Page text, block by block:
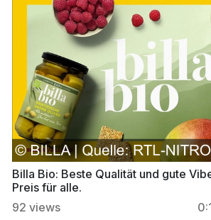
Billa Bio: Beste Qualität und gute
Preis für alle.
92 views